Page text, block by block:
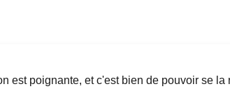
est poignante, et c'est bien de pouvoir se